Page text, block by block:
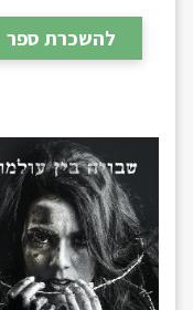
להשכרת ספר